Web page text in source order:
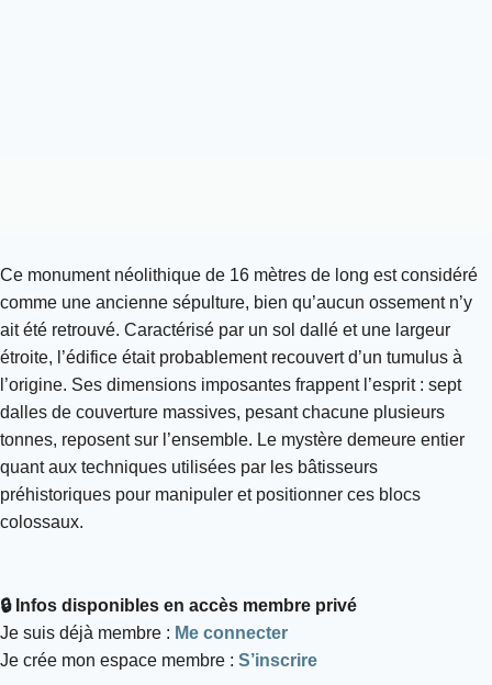
Ce monument néolithique de 16 mètres de long est considéré
comme une ancienne sépulture, bien qu’aucun ossement n’y
ait été retrouvé. Caractérisé par un sol dallé et une largeur
étroite, l’édifice était probablement recouvert d’un tumulus à
l’origine. Ses dimensions imposantes frappent l’esprit : sept
dalles de couverture massives, pesant chacune plusieurs
tonnes, reposent sur l’ensemble. Le mystère demeure entier
quant aux techniques utilisées par les bâtisseurs
préhistoriques pour manipuler et positionner ces blocs
colossaux.
🔒 Infos disponibles en accès membre privé
Je suis déjà membre : Me connecter
Je crée mon espace membre : S’inscrire